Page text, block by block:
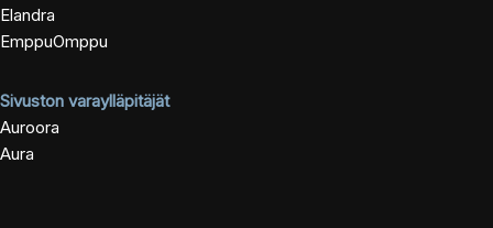
Elandra
EmppuOmppu
Sivuston varaylläpitäjät
Auroora
Aura